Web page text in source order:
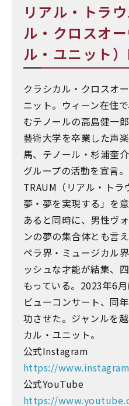
リアル・トラ
ル・クロスオ
ル・ユニット
クラシカル・クロスオ
ニット。ウィーン在住
むテノールの高島健一
藝術大学を卒業した声
馬、テノール・杉浦奎
グループの活動を宣言
TRAUM（リアル・ト
夢・夢を実現する」を
あると同時に、男性ヴ
ンの夢の集合体とも言
ペラ界・ミュージカル
ッシュな才能が結集、
もっている。2023年6
ビューコンサート、同
功させた。ジャンルを
カル・ユニット。
公式Instagram
https://
公式YouTube
https://